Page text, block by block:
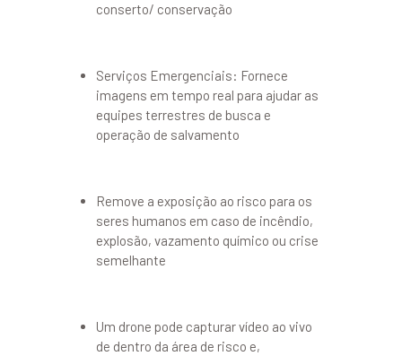
conserto/ conservação
Serviços Emergenciais: Fornece
imagens em tempo real para ajudar as
equipes terrestres de busca e
operação de salvamento
Remove a exposição ao risco para os
seres humanos em caso de incêndio,
explosão, vazamento químico ou crise
semelhante
Um drone pode capturar vídeo ao vivo
de dentro da área de risco e,